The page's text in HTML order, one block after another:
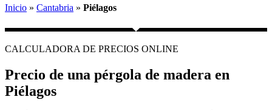
Inicio » Cantabria » Piélagos
CALCULADORA DE PRECIOS ONLINE
Precio de una pérgola de madera en
Piélagos